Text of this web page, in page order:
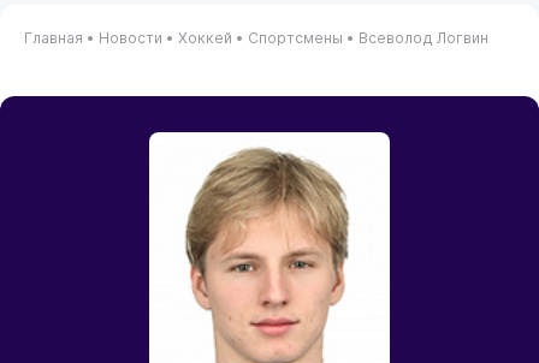
Главная • Новости • Хоккей • Спортсмены • Всеволод Логвин